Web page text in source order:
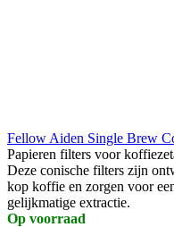
Fellow Aiden Single Brew
Papieren filters voor
Deze conische filters zijn
kop koffie en zorgen voor
gelijkmatige extractie.
Op voorraad